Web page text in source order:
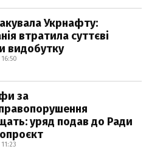
Укрнафту:
втратила суттєві
видобутку
за
уряд подав до Ради